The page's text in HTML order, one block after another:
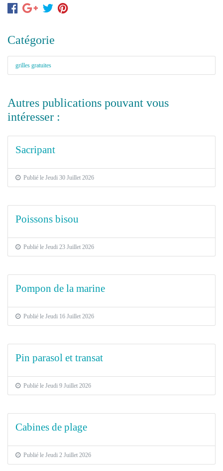
Catégorie
grilles gratuites
Autres publications pouvant vous
intéresser :
Sacripant
Publié le Jeudi 30 Juillet 2026
Poissons bisou
Publié le Jeudi 23 Juillet 2026
Pompon de la marine
Publié le Jeudi 16 Juillet 2026
Pin parasol et transat
Publié le Jeudi 9 Juillet 2026
Cabines de plage
Publié le Jeudi 2 Juillet 2026